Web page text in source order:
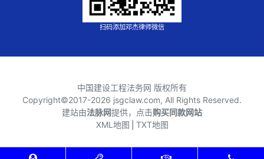
扫码添加邓杰律师微信
中国建设工程法务网 版权所有
Copyright©2017-2026 jsgclaw.com, All Rights Reserved.
建站由法脉网提供，点击购买同款网站
XML地图 TXT地图